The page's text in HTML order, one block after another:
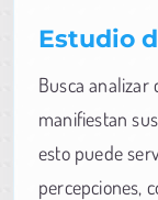
Estudio
Busca analizar
manifiestan
esto puede
percepciones,